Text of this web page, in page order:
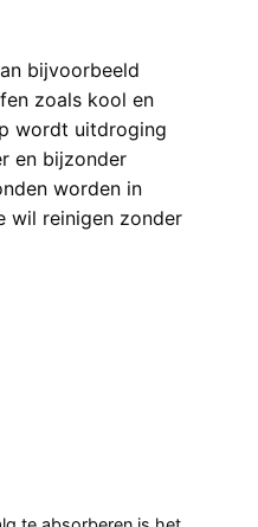
bijvoorbeeld
zoals kool en
wordt uitdroging
en bijzonder
worden in
wil reinigen zonder